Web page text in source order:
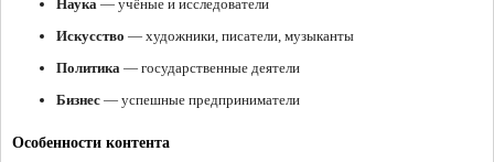
Наука — учёные и исследователи
Искусство — художники, писатели, музыканты
Политика — государственные деятели
Бизнес — успешные предприниматели
Особенности контента